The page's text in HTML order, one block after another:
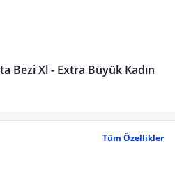
Bezi Xl - Extra Büyük Kadın
Tüm Özellikler